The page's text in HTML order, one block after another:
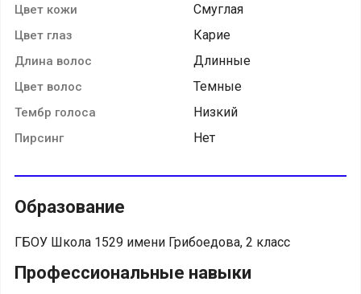
Цвет кожи Смуглая
Цвет глаз Карие
Длина волос Длинные
Цвет волос Темные
Тембр голоса Низкий
Пирсинг Нет
Образование
ГБОУ Школа 1529 имени Грибоедова, 2 класс
Профессиональные навыки